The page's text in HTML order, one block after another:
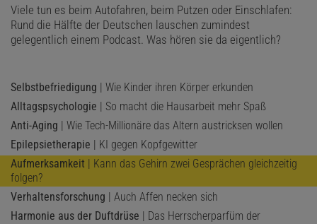
Viele tun es beim Autofahren, beim Putzen oder Einschlafen:
Rund die Hälfte der Deutschen lauschen zumindest
gelegentlich einem Podcast. Was hören sie da eigentlich?
Selbstbefriedigung | Wie Kinder ihren Körper erkunden
Alltagspsychologie | So macht die Hausarbeit mehr Spaß
Anti-Aging | Wie Tech-Millionäre das Altern austricksen wollen
Epilepsietherapie | KI gegen Kopfgewitter
Aufmerksamkeit | Kann das Gehirn zwei Gesprächen gleichzeitig
folgen?
Verhaltensforschung | Auch Affen necken sich
Harmonie aus der Duftdrüse | Das Herrscherparfüm der